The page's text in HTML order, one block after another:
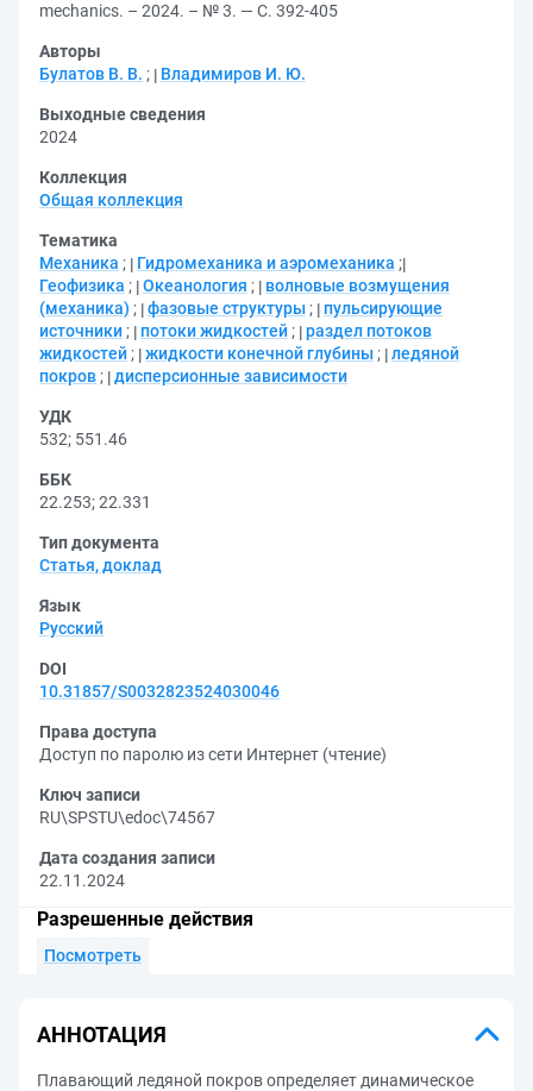
mechanics. – 2024. – № 3. — С. 392-405
Авторы
Булатов В. В. ; Владимиров И. Ю.
Выходные сведения
2024
Коллекция
Общая коллекция
Тематика
Механика ; Гидромеханика и аэромеханика ;
Геофизика ; Океанология ;
волновые возмущения
(механика) ; фазовые структуры ;
пульсирующие
источники ; потоки жидкостей ; раздел потоков
жидкостей ; жидкости конечной глубины ; ледяной
покров ; дисперсионные зависимости
УДК
532; 551.46
ББК
22.253;22.331
Тип документа
Статья, доклад
Язык
Русский
DOI
10.31857/S0032823524030046
Права доступа
Доступ по паролю из сети Интернет (чтение)
Ключ записи
RU\SPSTU\edoc\74567
Дата создания записи
22.11.2024
Разрешенные действия
Посмотреть
АННОТАЦИЯ
Плавающий ледяной покров определяет динамическое